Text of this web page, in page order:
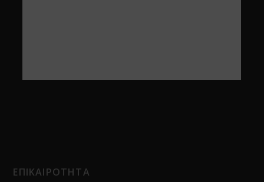
ΕΠΙΚΑΙΡΟΤΗΤΑ